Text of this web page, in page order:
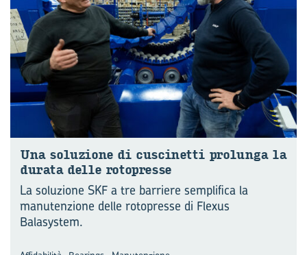
Una so­lu­zio­ne di cu­sci­net­ti pro­lun­ga la
du­ra­ta delle ro­to­pres­se
La soluzione SKF a tre barriere semplifica la
manutenzione delle rotopresse di Flexus
Balasystem.